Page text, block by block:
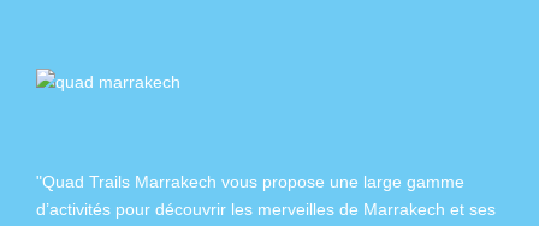
"Quad Trails Marrakech vous propose une large gamme
d’activités pour découvrir les merveilles de Marrakech et ses